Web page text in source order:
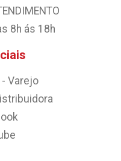
8h ás 18h
- Varejo